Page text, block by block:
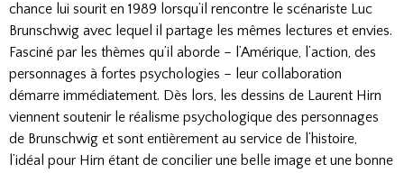
chance lui sourit en 1989 lorsqu’il rencontre le scénariste Luc
Brunschwig avec lequel il partage les mêmes lectures et envies.
Fasciné par les thèmes qu’il aborde – l’Amérique, l’action, des
personnages à fortes psychologies – leur collaboration
démarre immédiatement. Dès lors, les dessins de Laurent Hirn
viennent soutenir le réalisme psychologique des personnages
de Brunschwig et sont entièrement au service de l’histoire,
l’idéal pour Hirn étant de concilier une belle image et une bonne